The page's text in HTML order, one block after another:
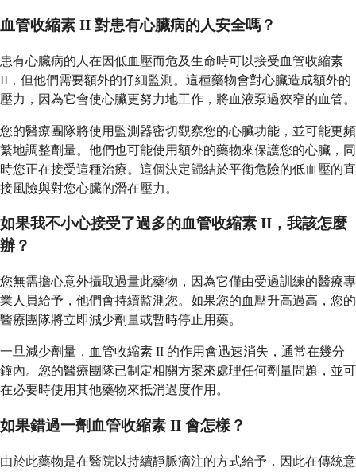
血管收縮素 II 對患有心臟病的人安全嗎？
患有心臟病的人在因低血壓而危及生命時可以接受血管收縮素
II，但他們需要額外的仔細監測。這種藥物會對心臟造成額外的
壓力，因為它會使心臟更努力地工作，將血液泵過狹窄的血管。
您的醫療團隊將使用監測器密切觀察您的心臟功能，並可能更頻
繁地調整劑量。他們也可能使用額外的藥物來保護您的心臟，同
時您正在接受這種治療。這個決定歸結於平衡危險的低血壓的直
接風險與對您心臟的潛在壓力。
如果我不小心接受了過多的血管收縮素 II，我該怎麼
辦？
您無需擔心意外攝取過量此藥物，因為它僅由受過訓練的醫療專
業人員給予，他們會持續監測您。如果您的血壓升高過高，您的
醫療團隊將立即減少劑量或暫時停止用藥。
一旦減少劑量，血管收縮素 II 的作用會迅速消失，通常在幾分
鐘內。您的醫療團隊已制定相關方案來處理任何劑量問題，並可
在必要時使用其他藥物來抵消過度作用。
如果錯過一劑血管收縮素 II 會怎樣？
由於此藥物是在醫院以持續靜脈滴注的方式給予，因此在傳統意